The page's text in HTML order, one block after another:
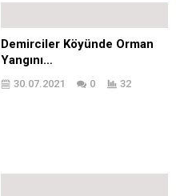
Demirciler Köyünde Orman
Yangını…
30.07.2021 0 32